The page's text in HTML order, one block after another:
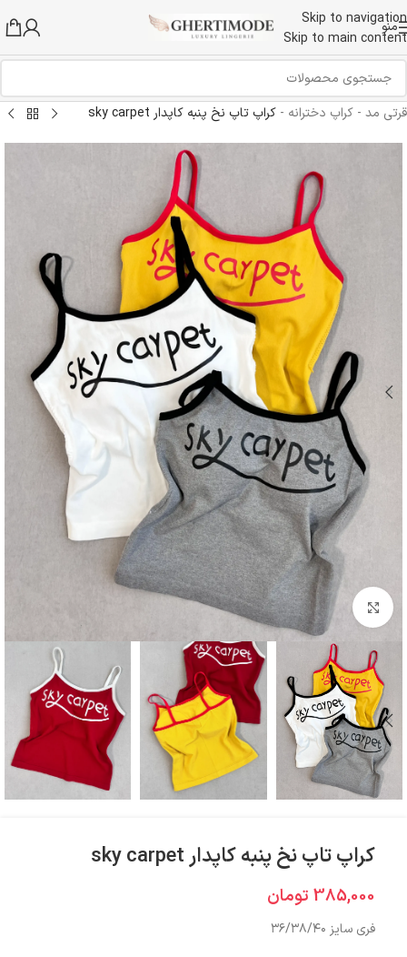
Skip to navigation
Skip to main content
منو
قرتی مد - کراپ دخترانه - کراپ تاپ نخ پنبه کاپدار sky carpet
برای بزرگنمایی کلیک کنید
کراپ تاپ نخ پنبه کاپدار sky carpet
385,000 تومان
فری سایز ۳۶/۳۸/۴۰